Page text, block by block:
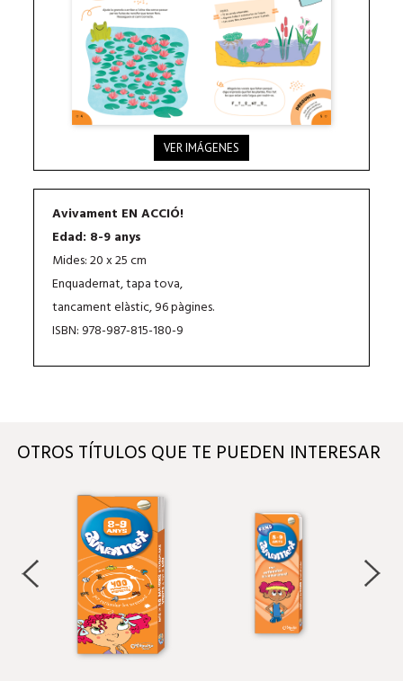
VER IMÁGENES
Avivament EN ACCIÓ!
Edad: 8-9 anys
Mides: 20 x 25 cm
Enquadernat, tapa tova,
tancament elàstic, 96 pàgines.
ISBN: 978-987-815-180-9
OTROS TÍTULOS QUE TE PUEDEN INTERESAR